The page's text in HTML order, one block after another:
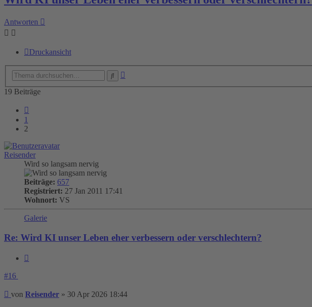
Antworten
Druckansicht
19 Beiträge
1
2
Reisender
Wird so langsam nervig
Beiträge: 657
Registriert: 27 Jan 2011 17:41
Wohnort: VS
Galerie
Re: Wird KI unser Leben eher verbessern oder verschlechtern?
#16
Beitrag
von Reisender » 30 Apr 2026 18:44